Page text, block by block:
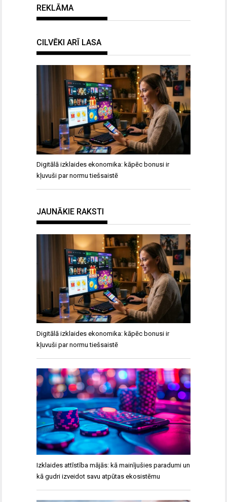
REKLĀMA
CILVĒKI ARĪ LASA
Digitālā izklaides ekonomika: kāpēc bonusi ir
kļuvuši par normu tiešsaistē
JAUNĀKIE RAKSTI
Digitālā izklaides ekonomika: kāpēc bonusi ir
kļuvuši par normu tiešsaistē
Izklaides attīstība mājās: kā mainījušies paradumi un
kā gudri izveidot savu atpūtas ekosistēmu